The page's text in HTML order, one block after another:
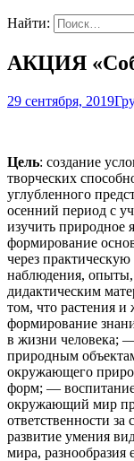
Найти:
АКЦИЯ
29 сентября, 2019
Цель: создание
творческих
углубленного
осенний период с
изучить природное
формирование
через
наблюдения, опыты,
дидактическим
том, что растения
формирование
в жизни человека;
природным
окружающего
форм; —
окружающий мир
ответственности
развитие умения
мира, разнообразия